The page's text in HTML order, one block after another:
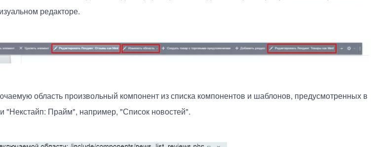
редакторе.
область произвольный компонент из списка компонентов и шаблонов, предусмотренных в
"Некстайп: Прайм", например, "Список новостей".